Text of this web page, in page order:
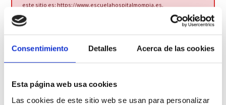
Consentimiento Detalles Acerca de las cookies
Esta página web usa cookies
Las cookies de este sitio web se usan para personalizar
este sitio es: https://www.escuelahospitalmompia.es.
Comparte esta noticia
Compartir